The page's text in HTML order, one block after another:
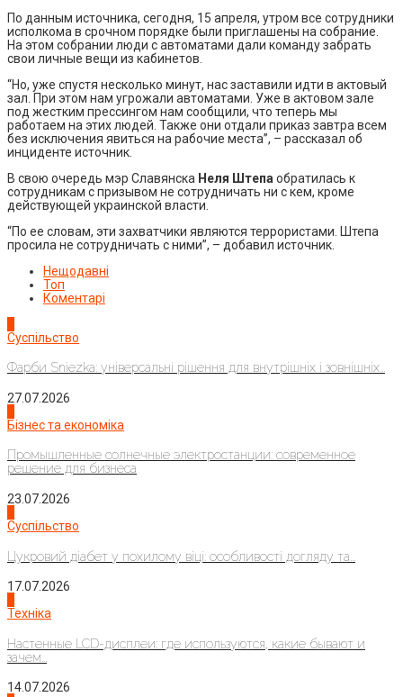
По данным источника, сегодня, 15 апреля, утром все сотрудники
исполкома в срочном порядке были приглашены на собрание.
На этом собрании люди с автоматами дали команду забрать
свои личные вещи из кабинетов.
“Но, уже спустя несколько минут, нас заставили идти в актовый
зал. При этом нам угрожали автоматами. Уже в актовом зале
под жестким прессингом нам сообщили, что теперь мы
работаем на этих людей. Также они отдали приказ завтра всем
без исключения явиться на рабочие места”, – рассказал об
инциденте источник.
В свою очередь мэр Славянска Неля Штепа обратилась к
сотрудникам с призывом не сотрудничать ни с кем, кроме
действующей украинской власти.
“По ее словам, эти захватчики являются террористами. Штепа
просила не сотрудничать с ними”, – добавил источник.
Нещодавні
Топ
Коментарі
Суспільство
Фарби Sniezka: універсальні рішення для внутрішніх і зовнішніх...
27.07.2026
Бізнес та економіка
Промышленные солнечные электростанции: современное
решение для бизнеса
23.07.2026
Суспільство
Цукровий діабет у похилому віці: особливості догляду та...
17.07.2026
Техніка
Настенные LCD-дисплеи: где используются, какие бывают и
зачем...
14.07.2026